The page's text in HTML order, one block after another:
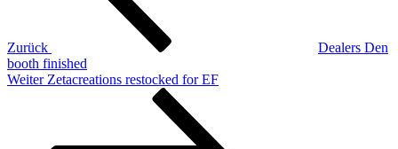
Zurück
Dealers Den
booth finished
Nächster
Weiter Zetacreations restocked for EF